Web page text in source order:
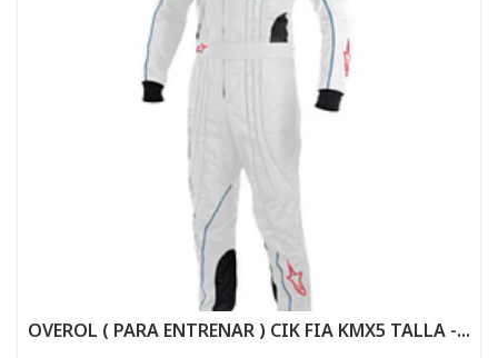
OVEROL ( PARA ENTRENAR ) CIK FIA KMX5 TALLA -...